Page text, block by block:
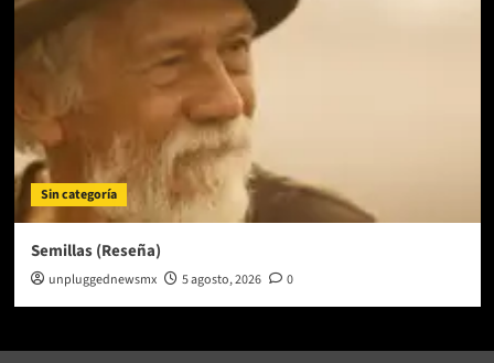
Sin categoría
Semillas (Reseña)
unpluggednewsmx 5 agosto, 2026 0